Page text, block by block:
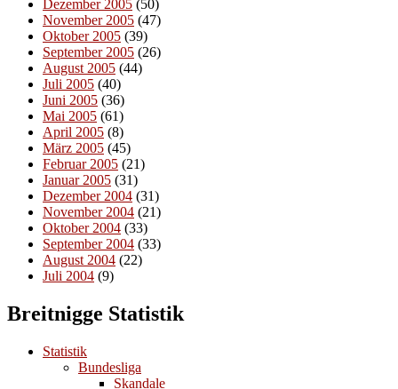
Dezember 2005 (50)
November 2005 (47)
Oktober 2005 (39)
September 2005 (26)
August 2005 (44)
Juli 2005 (40)
Juni 2005 (36)
Mai 2005 (61)
April 2005 (8)
März 2005 (45)
Februar 2005 (21)
Januar 2005 (31)
Dezember 2004 (31)
November 2004 (21)
Oktober 2004 (33)
September 2004 (33)
August 2004 (22)
Juli 2004 (9)
Breitnigge Statistik
Statistik
Bundesliga
Skandale